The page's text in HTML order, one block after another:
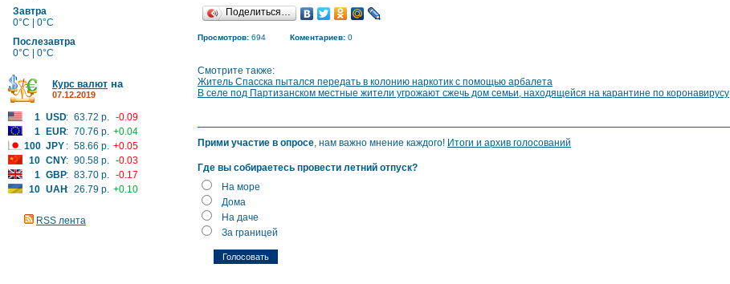
Завтра
0°C | 0°C
Послезавтра
0°C | 0°C
Курс валют на
07.12.2019
1 USD: 63.72 р. -0.09
1
EUR: 70.76 р. +0.04
100 JPY : 58.66 р. +0.05
10 CNY: 90.58 р. -0.03
1 GBP: 83.70 р. -0.17
10 UAH: 26.79 р. +0.10
RSS лента
Поделиться…
Просмотров: 694 Коментариев: 0
Смотрите также:
Житель Спасска пытался передать в колонию наркотик с помощью арбалета
В селе под Партизанском местные жители угрожают сжечь дом семьи, находящейся на карантине по коронавирусу
Прими участие в опросе, нам важно мнение каждого! Итоги и архив голосований
Где вы собираетесь провести летний отпуск?
На море
Дома
На даче
За границей